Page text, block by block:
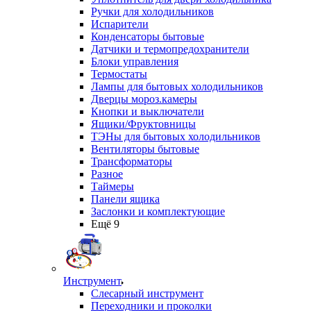
Ручки для холодильников
Испарители
Конденсаторы бытовые
Датчики и термопредохранители
Блоки управления
Термостаты
Лампы для бытовых холодильников
Дверцы мороз.камеры
Кнопки и выключатели
Ящики/Фруктовницы
ТЭНы для бытовых холодильников
Вентиляторы бытовые
Трансформаторы
Разное
Таймеры
Панели ящика
Заслонки и комплектующие
Ещё 9
Инструмент
Слесарный инструмент
Переходники и проколки